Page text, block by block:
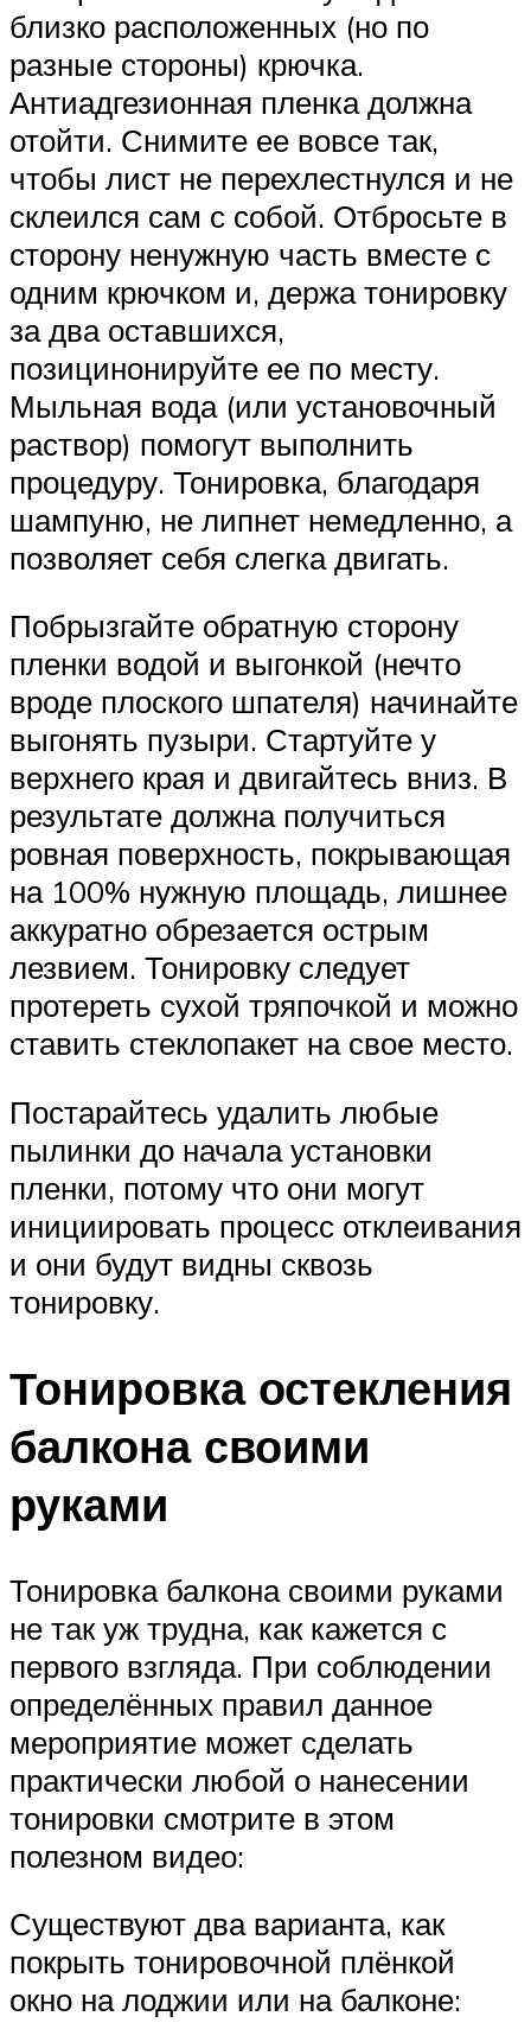
близко расположенных (но по
разные стороны) крючка.
Антиадгезионная пленка должна
отойти. Снимите ее вовсе так,
чтобы лист не перехлестнулся и не
склеился сам с собой. Отбросьте в
сторону ненужную часть вместе с
одним крючком и, держа тонировку
за два оставшихся,
позицинонируйте ее по месту.
Мыльная вода (или установочный
раствор) помогут выполнить
процедуру. Тонировка, благодаря
шампуню, не липнет немедленно, а
позволяет себя слегка двигать.
Побрызгайте обратную сторону
пленки водой и выгонкой (нечто
вроде плоского шпателя) начинайте
выгонять пузыри. Стартуйте у
верхнего края и двигайтесь вниз. В
результате должна получиться
ровная поверхность, покрывающая
на 100% нужную площадь, лишнее
аккуратно обрезается острым
лезвием. Тонировку следует
протереть сухой тряпочкой и можно
ставить стеклопакет на свое место.
Постарайтесь удалить любые
пылинки до начала установки
пленки, потому что они могут
инициировать процесс отклеивания
и они будут видны сквозь
тонировку.
Тонировка остекления
балкона своими
руками
Тонировка балкона своими руками
не так уж трудна, как кажется с
первого взгляда. При соблюдении
определённых правил данное
мероприятие может сделать
практически любой о нанесении
тонировки смотрите в этом
полезном видео:
Существуют два варианта, как
покрыть тонировочной плёнкой
окно на лоджии или на балконе: